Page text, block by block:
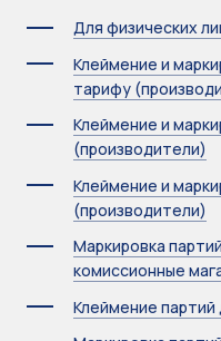
Для физических
Клеймение и
тарифу
Клеймение и
(производители)
Клеймение и
(производители)
Маркировка
комиссионные
Клеймение